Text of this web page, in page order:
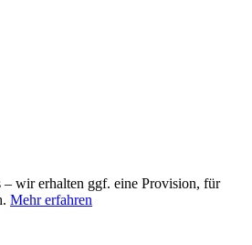
wir erhalten ggf. eine Provision, für
Mehr erfahren